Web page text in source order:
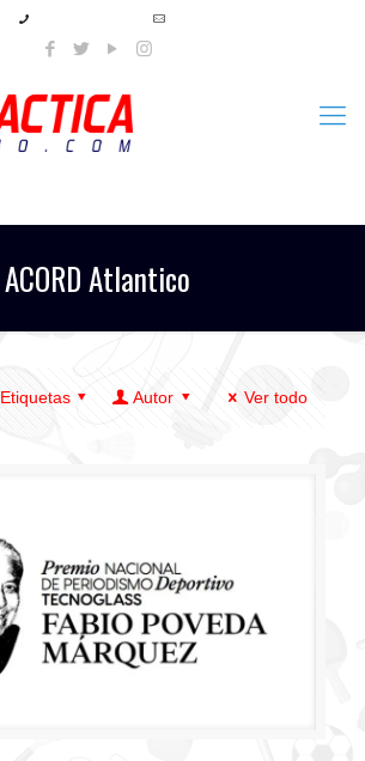
ACORD Atlantico
Etiquetas Autor Ver todo